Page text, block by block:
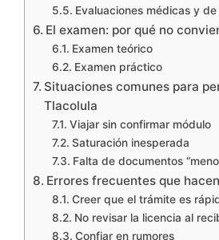
Evaluaciones médicas y
El examen: por qué no
Examen teórico
Examen práctico
Situaciones comunes para
Tlacolula
Viajar sin confirmar módulo
Saturación inesperada
Falta de documentos
Errores frecuentes que
Creer que el trámite es
No revisar la licencia al
Confiar en rumores